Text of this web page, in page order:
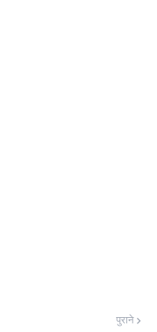
पुराने